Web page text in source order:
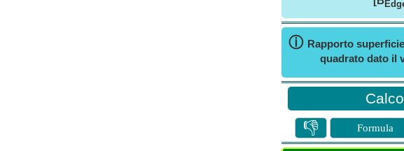
ⓘ Rapporto
quadrato dato il
👎 Formula